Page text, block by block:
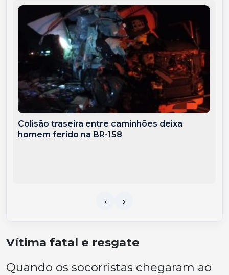
Colisão traseira entre caminhões deixa
homem ferido na BR-158
Vítima fatal e resgate
Quando os socorristas chegaram ao